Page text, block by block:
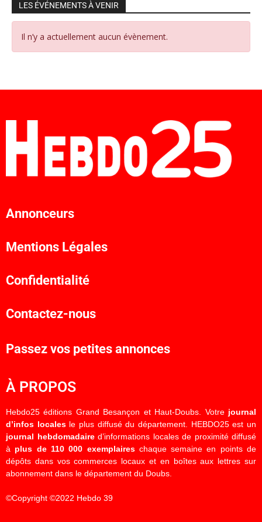
LES ÉVÉNEMENTS À VENIR
Il n’y a actuellement aucun évènement.
Annonceurs
Mentions Légales
Confidentialité
Contactez-nous
Passez vos petites annonces
À PROPOS
Hebdo25 éditions Grand Besançon et Haut-Doubs. Votre journal
d’infos localesle plus diffusé du département. HEBDO25 est un
journal hebdomadaired’informations locales de proximité diffusé
à plus de 110 000 exemplaireschaque semaine en points de
dépôts dans vos commerces locaux et en boîtes aux lettres sur
abonnement dans le département du Doubs.
©Copyright ©2022 Hebdo 39